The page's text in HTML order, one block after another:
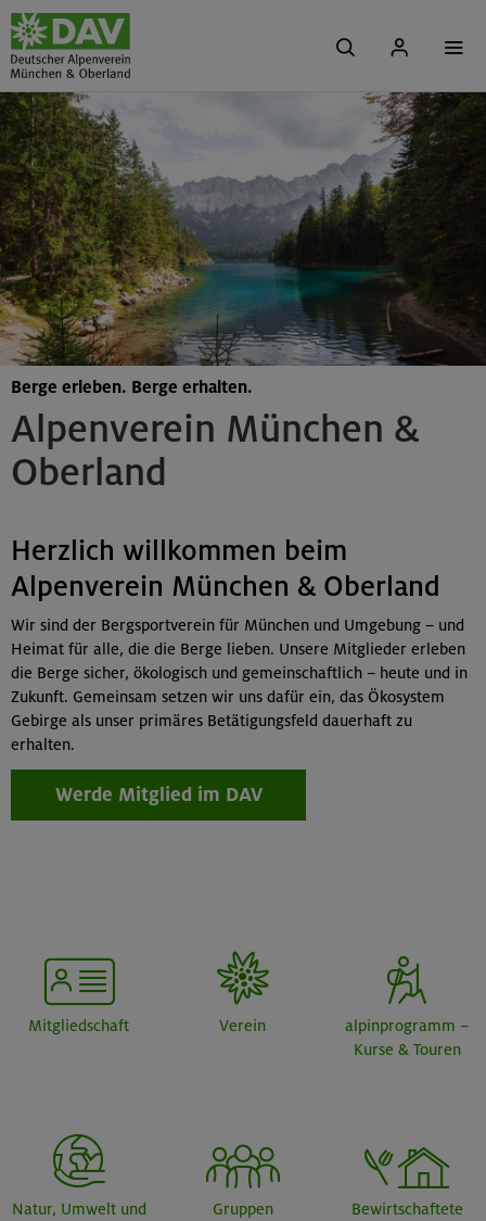
Alpenverein München &
Oberland
Berge erleben. Berge erhalten.
Herzlich willkommen beim
Alpenverein München & Oberland
Wir sind der Bergsportverein für München und Umgebung – und
Heimat für alle, die die Berge lieben. Unsere Mitglieder erleben
die Berge sicher, ökologisch und gemeinschaftlich – heute und in
Zukunft. Gemeinsam setzen wir uns dafür ein, das Ökosystem
Gebirge als unser primäres Betätigungsfeld dauerhaft zu
erhalten.
Werde Mitglied im DAV
Mitgliedschaft Verein
alpinprogramm –
Kurse & Touren
Natur, Umwelt und
Gruppen
Bewirtschaftete